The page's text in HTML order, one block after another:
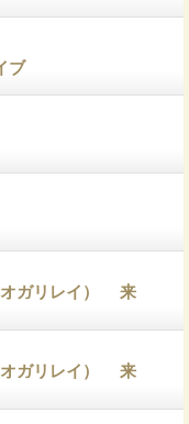
ブ
ガリレイ） 来
ガリレイ） 来